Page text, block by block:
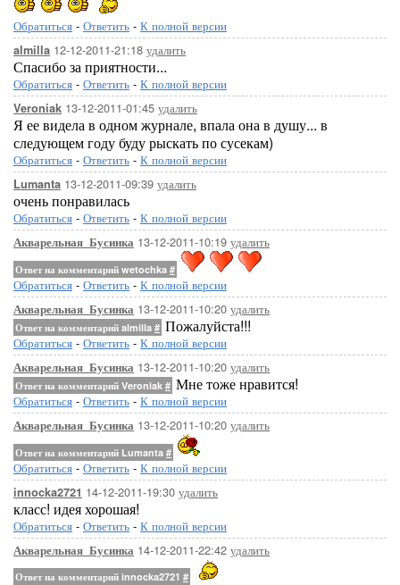
Обратиться - Ответить - К полной версии
almilla 12-12-2011-21:18 удалить
Спасибо за приятности...
Обратиться - Ответить - К полной версии
Veroniak 13-12-2011-01:45 удалить
Я ее видела в одном журнале, впала она в душу... в
следующем году буду рыскать по сусекам)
Обратиться - Ответить - К полной версии
Lumanta 13-12-2011-09:39 удалить
очень понравилась
Обратиться - Ответить - К полной версии
Акварельная_Бусинка 13-12-2011-10:19 удалить
Ответ на комментарий wetochka #
Обратиться - Ответить - К полной версии
Акварельная_Бусинка 13-12-2011-10:20 удалить
Ответ на комментарий almilla # Пожалуйста!!!
Обратиться - Ответить - К полной версии
Акварельная_Бусинка 13-12-2011-10:20 удалить
Ответ на комментарий Veroniak # Мне тоже нравится!
Обратиться - Ответить - К полной версии
Акварельная_Бусинка 13-12-2011-10:20 удалить
Ответ на комментарий Lumanta #
Обратиться - Ответить - К полной версии
innocka2721 14-12-2011-19:30 удалить
класс! идея хорошая!
Обратиться - Ответить - К полной версии
Акварельная_Бусинка 14-12-2011-22:42 удалить
Ответ на комментарий innocka2721 #